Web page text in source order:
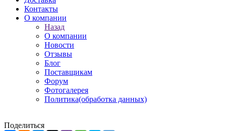
Контакты
О компании
Назад
О компании
Новости
Отзывы
Блог
Поставщикам
Форум
Фотогалерея
Политика(обработка данных)
Поделиться